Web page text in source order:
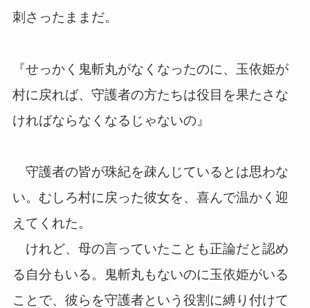
刺さったままだ。
『せっかく鬼斬丸がなくなったのに、玉依姫が
村に戻れば、守護者の方たちは役目を果たさな
ければならなくなるじゃないの』
守護者の皆が珠紀を疎んじているとは思わな
い。むしろ村に戻った彼女を、喜んで温かく迎
えてくれた。
けれど、母の言っていたことも正論だと認め
る自分もいる。鬼斬丸もないのに玉依姫がいる
ことで、彼らを守護者という役割に縛り付けて